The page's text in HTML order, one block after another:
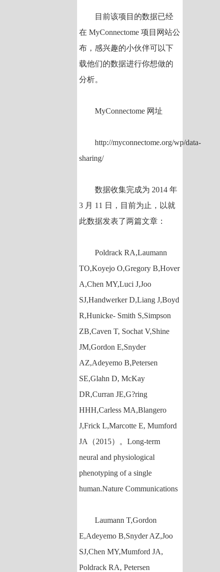
目前该项目的数据已经
在 MyConnectome 项目网站公
布，感兴趣的小伙伴可以下
载他们的数据进行你想做的
分析。
MyConnectome 网址
http://myconnectome.org/wp/data-
sharing/
数据收集完成为 2014 年
3 月 11 日，目前为止，以就
此数据发表了两篇文章：
Poldrack RA,Laumann
TO,Koyejo O,Gregory B,Hover
A,Chen MY,Luci J,Joo
SJ,Handwerker D,Liang J,Boyd
R,Hunicke- Smith S,Simpson
ZB,Caven T, Sochat V,Shine
JM,Gordon E,Snyder
AZ,Adeyemo B,Petersen
SE,Glahn D, McKay
DR,Curran JE,G?ring
HHH,Carless MA,Blangero
J,Frick L,Marcotte E, Mumford
JA（2015）。Long-term
neural and physiological
phenotyping of a single
human.Nature Communications
Laumann T,Gordon
E,Adeyemo B,Snyder AZ,Joo
SJ,Chen MY,Mumford JA,
Poldrack RA, Petersen